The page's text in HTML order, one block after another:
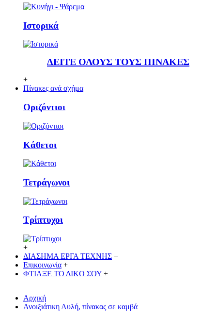
Ιστορικά
ΔΕΙΤΕ ΟΛΟΥΣ ΤΟΥΣ ΠΙΝΑΚΕΣ
+
Πίνακες ανά σχήμα
Οριζόντιοι
Κάθετoι
Τετράγωνοι
Τρίπτυχοι
+
ΔΙΑΣΗΜΑ ΕΡΓΑ ΤΕΧΝΗΣ +
Επικοινωνία +
ΦΤΙΑΞΕ ΤΟ ΔΙΚO ΣΟΥ +
Αρχική
Ανοιξιάτικη Αυλή, πίνακας σε καμβά